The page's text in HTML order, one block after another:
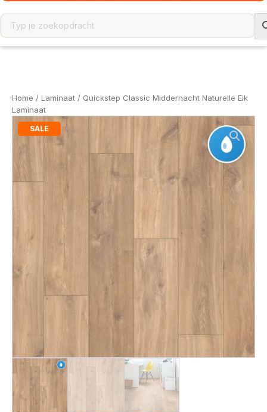
Home / Laminaat / Quickstep Classic Middernacht Naturelle Eik
Laminaat
SALE